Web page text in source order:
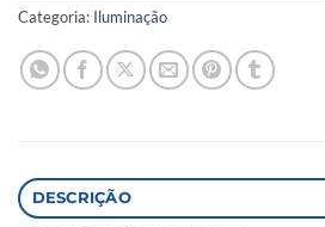
Categoria: Iluminação
DESCRIÇÃO